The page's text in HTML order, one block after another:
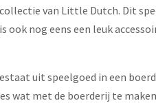
van Little Dutch. Dit
nog eens een leuk
uit speelgoed in een
wat met de boerderij te